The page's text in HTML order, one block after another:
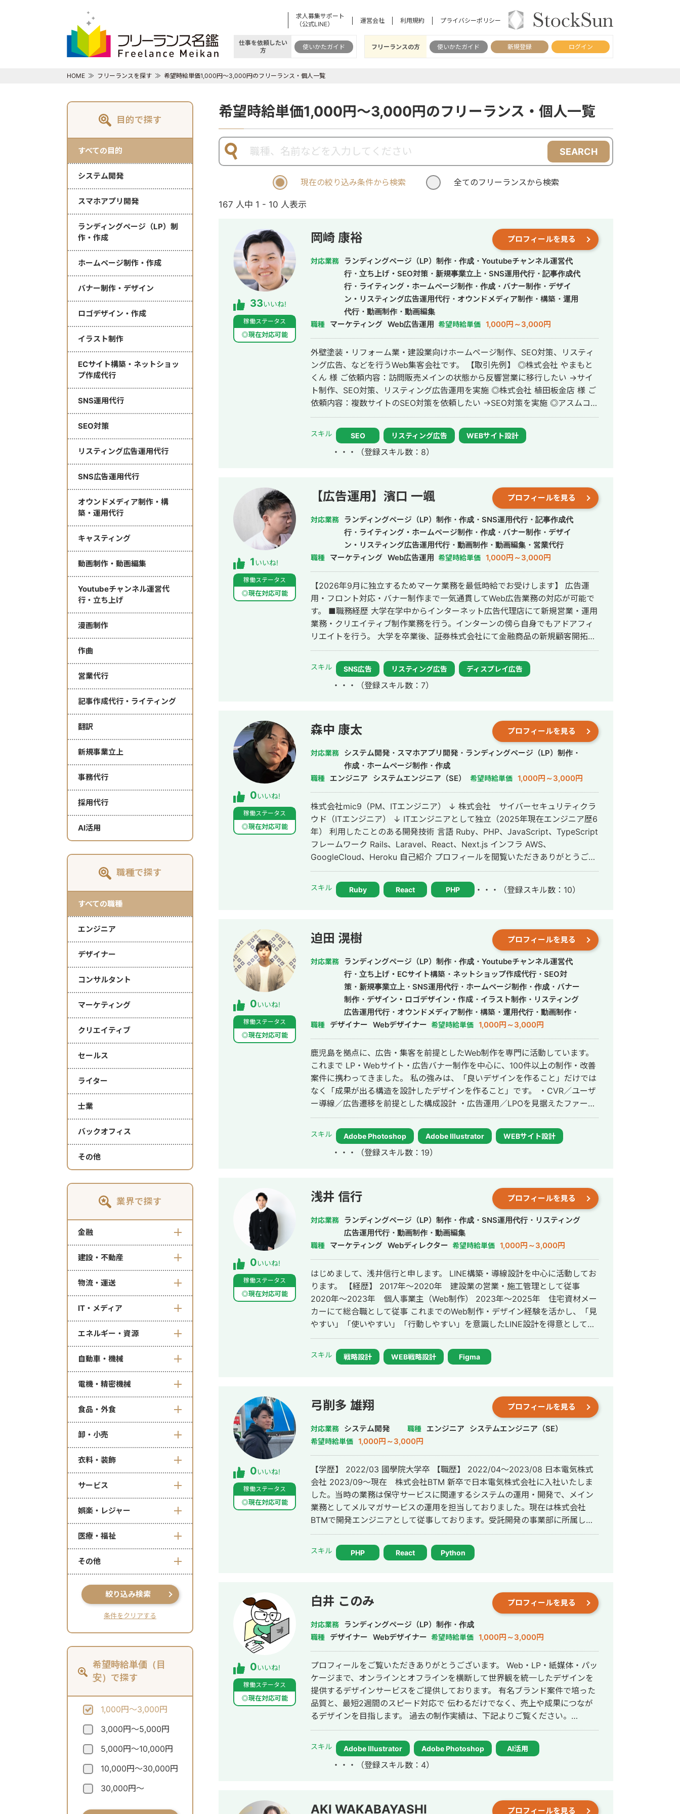
求人募集サポート
（公式LINE）
運営会社 利用規約 プライバシーポリシー
仕事を依頼したい
方
使いかたガイド フリーランスの方 使いかたガイド 新規登録 ログイン
HOME フリーランスを探す 希望時給単価1,000円～3,000円のフリーランス・個人一覧
目的で探す
すべての目的
システム開発
スマホアプリ開発
ランディングページ（LP）制
作・作成
ホームページ制作・作成
バナー制作・デザイン
ロゴデザイン・作成
イラスト制作
ECサイト構築・ネットショッ
プ作成代行
SNS運用代行
SEO対策
リスティング広告運用代行
SNS広告運用代行
オウンドメディア制作・構
築・運用代行
キャスティング
動画制作・動画編集
Youtubeチャンネル運営代
行・立ち上げ
漫画制作
作曲
営業代行
記事作成代行・ライティング
翻訳
新規事業立上
事務代行
採用代行
AI活用
職種で探す
すべての職種
エンジニア
デザイナー
コンサルタント
マーケティング
クリエイティブ
セールス
ライター
士業
バックオフィス
その他
業界で探す
金融
建設・不動産
物流・運送
IT・メディア
エネルギー・資源
自動車・機械
電機・精密機械
食品・外食
卸・小売
衣料・装飾
サービス
娯楽・レジャー
医療・福祉
その他
絞り込み検索
条件をクリアする
希望時給単価（目
安）で探す
1,000円～3,000円
3,000円～5,000円
5,000円～10,000円
10,000円～30,000円
30,000円～
希望時給単価1,000円～3,000円のフリーランス・個人一覧
SEARCH
現在の絞り込み条件から検索 全てのフリーランスから検索
167 人中 1 - 10 人表示
33いいね!
稼働ステータス
◎現在対応可能
岡崎 康裕 プロフィールを見る
対応業務
ランディングページ（LP）制作・作成・Youtubeチャンネル運営代
行・立ち上げ・SEO対策・新規事業立上・SNS運用代行・記事作成代
行・ライティング・ホームページ制作・作成・バナー制作・デザイ
ン・リスティング広告運用代行・オウンドメディア制作・構築・運用
代行・動画制作・動画編集
職種 マーケティング Web広告運用 希望時給単価 1,000円～3,000円
外壁塗装・リフォーム業・建設業向けホームページ制作、SEO対策、リスティ
ング広告、などを行うWeb集客会社です。 【取引先例】 ◎株式会社 やまもと
くん 様 ご依頼内容：訪問販売メインの状態から反響営業に移行したい →サイ
ト制作、SEO対策、リスティング広告運用を実施 ◎株式会社 植田板金店 様 ご
依頼内容：複数サイトのSEO対策を依頼したい →SEO対策を実施 ◎アスムコー
ポレーション（ユーペイント）様 ご依頼内容：Web集客を依頼したい →サイ
ト制作、SEO対策、リスティング広告運用を実施 ◎商工会・業界メディア支援
例 「東村山市商工会」様 「外壁塗装の窓口」様 ほか多数 ◎難関キーワードで
上位表示 ・「屋根」で1位 ・「ガルバリウム 鋼板」で1位 ・「塗り壁」で1位
後、札幌市で老舗の施工会社に就職。職人として活動する ・RIZAPの子会社に
転職し、10年勤務。事業部で最年少の支配人となり、新規出店などを経験 ・副
業だったマーケティング技術をもって独立 ・個人事業として3年で利益8倍を達
成。「トソーマ株式会社」を設立 ・法人化後も、3年連続で150％以上の業績
アップを実現 【略歴】 2018年〜2021年 ・外壁塗装会社の集客のプロとして個
人事業主で活動 2022年〜 ・トソーマ株式会社 代表取締役 >リフォーム
ジ・LP制作事業 LINE（無料相談をご希望の方） https://s.lmes.jp/landing-
qr/2000788262-7YNDe1MK?uLand=UGw3dP トソーマ株式会社公式サイト
https://tosoma.co.jp 無料で相談も受け付けています。 興味がある方は、LINE
でお気軽にご連絡くださいませ。
スキル SEO リスティング広告 WEBサイト設計
・・・ （登録スキル数：8）
1いいね!
稼働ステータス
◎現在対応可能
【広告運用】濱口 一颯 プロフィールを見る
対応業務
ランディングページ（LP）制作・作成・SNS運用代行・記事作成代
行・ライティング・ホームページ制作・作成・バナー制作・デザイ
ン・リスティング広告運用代行・動画制作・動画編集・営業代行
職種 マーケティング Web広告運用 希望時給単価 1,000円～3,000円
【2026年9月に独立するためマーケ業務を最低時給でお受けします】 広告運
用・フロント対応・バナー制作まで一気通貫してWeb広告業務の対応が可能で
す。 ■職務経歴 大学在学中からインターネット広告代理店にて新規営業・運用
業務・クリエイティブ制作業務を行う。インターンの傍ら自身でもアドアフィ
リエイトを行う。 大学を卒業後、証券株式会社にて金融商品の新規顧客開拓業
務に従事。 新宿支店に配属後、1日300件のテレアポ、個人宅への訪問営業を1
日100件行う。 証券会社を退職後、広告代理店に転職。金融・不動産業界を中
心に月額数百万～数億単位のリスティング広告・ディスプレイ広告の広告運用
を担当。 その後、学生時代にインターンしていた広告代理店にマネージャーと
の数50件以上 ・月間広告運用費：月額10万～3000万 ■得意なスキル ・WEB
広告の総合的な戦略設計 ・WEB広告の運用コンサルティング ・GTMによるタ
グの設定 ・広告に使用するバナーの制作 ・LPやバナーなどの制作物のディレ
クション ・LPワイヤー制作 ■取り扱い可能なWEB広告媒体 ・リスティング検
索広告(Google／Yahoo!／Microsoft) ・ディスプレイ広告(Google／Yahoo!)
グ) ・Meta広告(Facebook & Instagram) ・LINE広告 ・X(旧Twitter)広告 ・
Tiktok広告 ・SmartNews広告 ■これまで携わった案件のジャンル ・不動産
(賃貸、ハウスメーカー、投資) ・美容クリニック ・SaaS(人材、業務管理) ・
フランチャイズ加盟開発 ・化粧品 ・店舗（フィットネス・ピラティス） ・自
社求人 ・スクール/研修(AI関連、SNS、資格講座) ・金融 etc... ■ご依頼可能な
目的別事例 ・クリエイティブ制作 ・運用改善の壁打ち ・初期設定の代行やレ
求） ・CPAの悪化要因や改善策を理解したい ・代理店に依頼しているが、セ
CPA10,000 ┗サブ運用者として既存案件の運用業務をサポート ┗予算管理、
入札調整、運用改善、広告文作成、定例資料作成、入稿業務 ┗リスティング広
140% ┗新規案件(代理店二次受け)として、フロント・運用業務・クリエイティ
ブ制作を行う。 Meta広告、Google(検索・ディスプレイ)、Yahoo(検索・ディ
スプレイ)、Microsort(検索)、Tiktok広告にてCPA4,000～10,000円で説明会
兼セミナー予約の最大化に努める。 セミナー参加から入会までのROIの改善も
ント業務・運用全般業務を行う ┗GDN、Criteoを運用 ・不動産賃貸 ┗月額：
500万 CPA¥12,000 ┗新規案件として、運用業務全般を行う。 ┗リスティン
グ広告、Criteo、Meta広告を運用 ・マウスピース矯正 ┗月額50万
CPA¥10,000 ┗新規案件のフロント・業務全般を行う。 ┗リスティング広告
(GSN)を運用 ・寄付金 ┗新規案件としてフロント・運用業務全般を行う。 ┗
月額10万 CPA目標：なし ・店舗投資案件 月額300万 広告CPA¥50,000 ア
ポCPA¥200,000 ┗新規案件として、フロント・運用業務・クリエイティブ制
作を行う。 ┗Meta、GDN、LinkedinにてCPA35,000円～¥50,000円で運用 ┗
広告運用だけでなく、寺院へのテレアポ業務を成果報酬で支援。 ・健康食品
月額300万 CPA¥11,000 ┗新規案件(代理店二次受け)として、フロント・運用
業務・クリエイティブ制作を行う。 ┗Meta、GDN、YDA、SmartNewsの運用
┗Meta、GDN、YDA、SmartNewsの運用～クリエイティブ制作 ・買取サービ
ス 月額200万 広告CPA¥8000 アポCPA¥12,000 クライアント粗利目標
¥50,000 ┗新規案件(直案件)として、フロント・運用業務・クリエイティブ制
作を行う。 ┗Meta、リスティング広告(Google,Yahoo,Microsoft)にて
CPA4,000円～8,000円で運用 ┗管理画面上の数値だけではなく、アポ単価や
～12,000 広告運用だけではなく営業支援も行い、広告から面談への改善も支援
スキル SNS広告 リスティング広告 ディスプレイ広告
・・・ （登録スキル数：7）
0いいね!
稼働ステータス
◎現在対応可能
森中 康太 プロフィールを見る
対応業務
システム開発・スマホアプリ開発・ランディングページ（LP）制作・
作成・ホームページ制作・作成
職種 エンジニア システムエンジニア（SE） 希望時給単価 1,000円～3,000円
株式会社mic9（PM、ITエンジニア） ↓ 株式会社 サイバーセキュリティクラ
ウド（ITエンジニア） ↓ ITエンジニアとして独立（2025年現在エンジニア歴6
年） 利用したことのある開発技術 言語 Ruby、PHP、JavaScript、TypeScript
フレームワーク Rails、Laravel、React、Next.js インフラ AWS、
GoogleCloud、Heroku 自己紹介 プロフィールを閲覧いただきありがとうござ
います。 現在、フリーランスのITエンジニアとして活動しております。 エンジ
ニア歴は5年で、受託開発会社でのPM経験と事業会社でのエンジニア経験を活
かし、要件定義から保守運用までワンストップで開発できる事が私の強みで
スキル Ruby React PHP ・・・ （登録スキル数：10）
0いいね!
稼働ステータス
◎現在対応可能
迫田 滉樹 プロフィールを見る
対応業務
ランディングページ（LP）制作・作成・Youtubeチャンネル運営代
行・立ち上げ・ECサイト構築・ネットショップ作成代行・SEO対
策・新規事業立上・SNS運用代行・ホームページ制作・作成・バナー
制作・デザイン・ロゴデザイン・作成・イラスト制作・リスティング
広告運用代行・オウンドメディア制作・構築・運用代行・動画制作・
動画編集・AI活用
職種 デザイナー Webデザイナー 希望時給単価 1,000円～3,000円
鹿児島を拠点に、広告・集客を前提としたWeb制作を専門に活動しています。
これまで LP・Webサイト・広告バナー制作を中心に、100件以上の制作・改善
案件に携わってきました。 私の強みは、「良いデザインを作ること」だけでは
なく「成果が出る構造を設計したデザインを作ること」です。 ・CVR／ユーザ
ー導線／広告遷移を前提とした構成設計 ・広告運用／LPOを見据えたファース
トビュー設計 ・実装後の運用・改善を想定したUI設計 実際に ・LP改善により
194%のCVR改善 ・広告バナー改善により CTR改善・CPA削減 といった成果を
複数案件で実現してきました。 ■こんな方におすすめ ・LPやWebサイトを作
ったが、成果が伸び悩んでいる方 ・広告運用をしており、CVR改善・LPOまで
わりではなく、改善前提で伴走してくれる制作者を求めている方 ■お客様から
いただく声 ・他社と比べ修正スピードが断然早く、意図をすぐに汲み取っても
らえた ・デザインだけでなく、数値視点での提案が非常に助かった ・広告全
体を理解したうえで制作してくれるのが印象的 ■ポートフォリオ
https://fori.io/webdesign-kagoshima ※クライアント様との契約上の都合によ
伴走するWeb制作者としてご支援します。 要件が固まっていない段階でも問題
ありません。 メール・DMにてお気軽にご相談ください。
スキル Adobe Photoshop Adobe Illustrator WEBサイト設計
・・・ （登録スキル数：19）
0いいね!
稼働ステータス
◎現在対応可能
浅井 信行 プロフィールを見る
対応業務
ランディングページ（LP）制作・作成・SNS運用代行・リスティング
広告運用代行・動画制作・動画編集
職種 マーケティング Webディレクター 希望時給単価 1,000円～3,000円
はじめまして、浅井信行と申します。 LINE構築・導線設計を中心に活動してお
ります。 【経歴】 2017年〜2020年 建設業の営業・施工管理として従事
2020年〜2023年 個人事業主（Web制作） 2023年〜2025年 住宅資材メー
カーにて総合職として従事 これまでのWeb制作・デザイン経験を活かし、「見
やすい」「使いやすい」「行動しやすい」を意識したLINE設計を得意としてお
ります。 単にLINEを作るだけではなく、 ・ユーザーが迷わない導線設計 ・タ
ップしたくなるリッチメニュー設計 ・反応されやすい配信設計 ・離脱を防ぐ
構成作り など、ユーザー視点を大切にした構築を心がけています。 また、丁寧
す。
スキル 戦略設計 WEB戦略設計 Figma
0いいね!
稼働ステータス
◎現在対応可能
弓削多 雄翔 プロフィールを見る
対応業務 システム開発 職種 エンジニア システムエンジニア（SE）
希望時給単価 1,000円～3,000円
【学歴】 2022/03 國學院大学卒 【職歴】 2022/04〜2023/08 日本電気株式
会社 2023/09〜現在 株式会社BTM 新卒で日本電気株式会社に入社いたしま
した。当時の業務は保守サービスに関連するシステムの運用・開発で、メイン
業務としてメルマガサービスの運用を担当しておりました。現在は株式会社
BTMで開発エンジニアとして従事しております。受託開発の事業部に所属して
おりまして、バックエンド、フロントエンド、インフラまで様々な業務を担当
しております。中でもPHP/laravelで業務を担当することが多いです。
スキル PHP React Python
0いいね!
稼働ステータス
◎現在対応可能
白井 このみ プロフィールを見る
対応業務 ランディングページ（LP）制作・作成
職種 デザイナー Webデザイナー 希望時給単価 1,000円～3,000円
プロフィールをご覧いただきありがとうございます。 Web・LP・紙媒体・パッ
ケージまで、オンラインとオフラインを横断して世界観を統一したデザインを
提供するデザインサービスをご提供しております。 有名ブランド案件で培った
品質と、最短2週間のスピード対応で 伝わるだけでなく、売上や成果につなが
るデザインを目指します。 過去の制作実績は、下記よりご覧ください。
https://drive.google.com/file/d/1M74OPWQBdlCbjEURT8T368-
NtSajwhgn/view?usp=drive_link ★現在、初回限定モニターキャンペーン中で
す！ ・初めてLPまたはホームページを依頼する方 ・制作実績公開OKが条件 ★
割引内容（30%OFF） ・LPデザイン：150,000円〜（通常180,000円〜） ・
間勤める。 2025年4月に独立、フリーランスのLP・グラフィックデザイナー
スキル Adobe Illustrator Adobe Photoshop AI活用
・・・ （登録スキル数：4）
AKI WAKABAYASHI プロフィールを見る